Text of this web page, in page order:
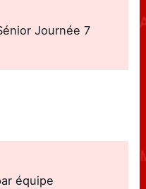
Journée 7
équipe